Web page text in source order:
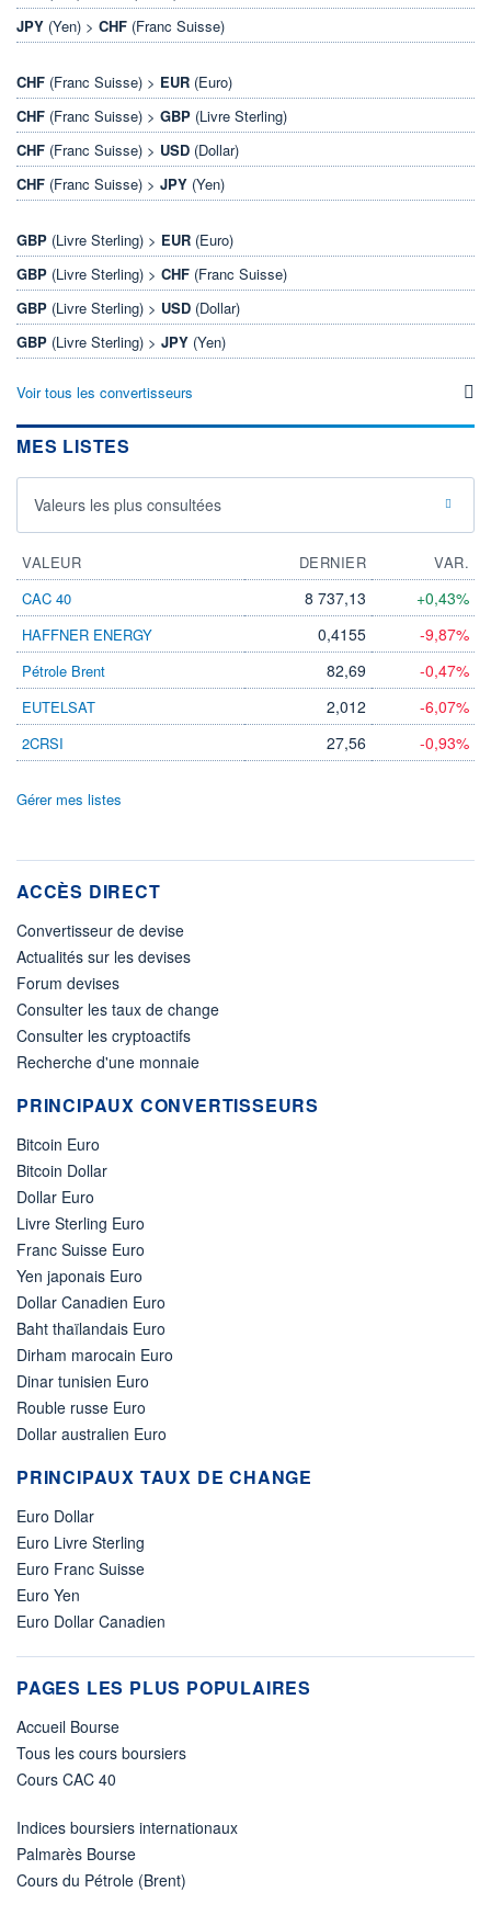
JPY (Yen) > CHF (Franc Suisse)
CHF (Franc Suisse) > EUR (Euro)
CHF (Franc Suisse) > GBP (Livre Sterling)
CHF (Franc Suisse) > USD (Dollar)
CHF (Franc Suisse) > JPY (Yen)
GBP (Livre Sterling) > EUR (Euro)
GBP (Livre Sterling) > CHF (Franc Suisse)
GBP (Livre Sterling) > USD (Dollar)
GBP (Livre Sterling) > JPY (Yen)
Voir tous les convertisseurs
MES LISTES
Valeurs les plus consultées
VALEUR DERNIER
VAR.
CAC 40
8 737,13 +0,43%
HAFFNER ENERGY 0,4155 -9,87%
Pétrole Brent 82,69 -0,47%
EUTELSAT 2,012 -6,07%
2CRSI 27,56 -0,93%
Gérer mes listes
ACCÈS DIRECT
Convertisseur de devise
Actualités sur les devises
Forum devises
Consulter les taux de change
Consulter les cryptoactifs
Recherche d'une monnaie
PRINCIPAUX CONVERTISSEURS
Bitcoin Euro
Bitcoin Dollar
Dollar Euro
Livre Sterling Euro
Franc Suisse Euro
Yen japonais Euro
Dollar Canadien Euro
Baht thaïlandais Euro
Dirham marocain Euro
Dinar tunisien Euro
Rouble russe Euro
Dollar australien Euro
PRINCIPAUX TAUX DE CHANGE
Euro Dollar
Euro Livre Sterling
Euro Franc Suisse
Euro Yen
Euro Dollar Canadien
PAGES LES PLUS POPULAIRES
Accueil Bourse
Tous les cours boursiers
Cours CAC 40
Indices boursiers internationaux
Palmarès Bourse
Cours du Pétrole (Brent)